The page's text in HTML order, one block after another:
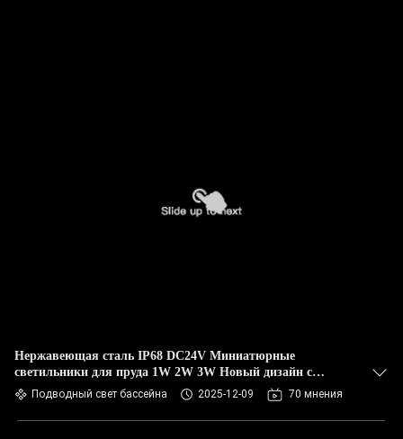
Нержавеющая сталь IP68 DC24V Миниатюрные
светильники для пруда 1W 2W 3W Новый дизайн с
сертификацией CE ROHS
Подводный свет бассейна 2025-12-09 70 мнения